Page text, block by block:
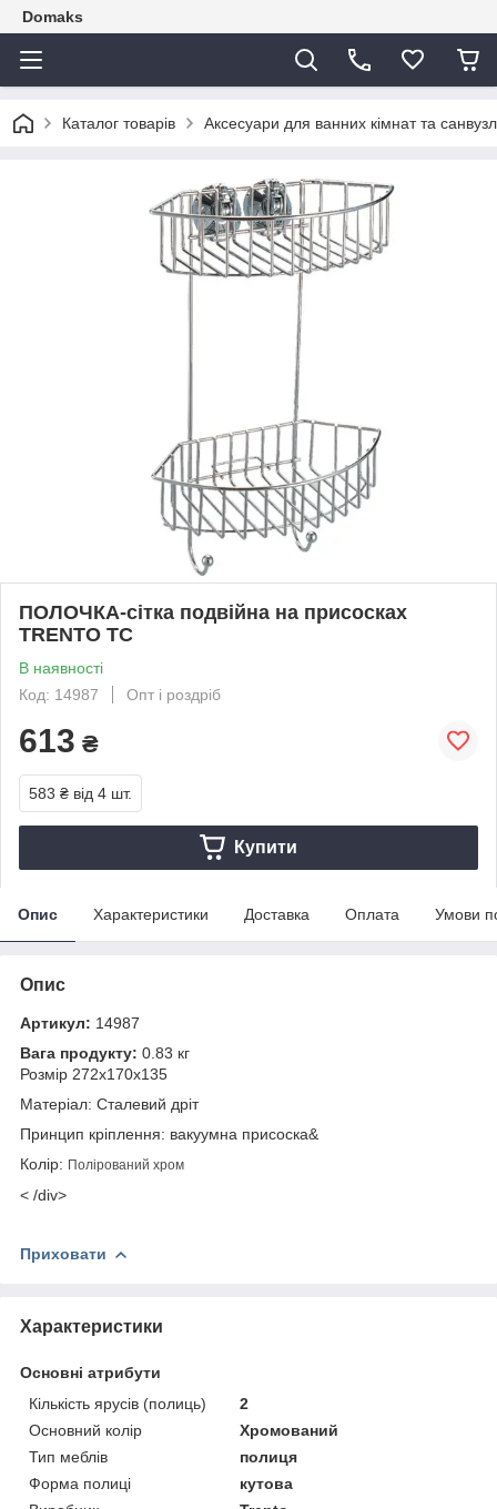
Domaks
Каталог товарів Аксесуари для ванних кімнат та
ПОЛОЧКА-сітка подвійна на присосках
TRENTO ТС
В наявності
Код: 14987
Опт і роздріб
613 ₴
583 ₴ від 4 шт.
Купити
Опис Характеристики Доставка Оплата Умови
Опис
Артикул: 14987
Вага продукту: 0.83 кг
Розмір 272х170х135
Матеріал: Сталевий дріт
Принцип кріплення: вакуумна присоска&
Колір: Полірований хром
< /div>
Приховати
Характеристики
Основні атрибути
Кількість ярусів (полиць)
2
Основний колір
Хромований
Тип меблів
полиця
Форма полиці
кутова